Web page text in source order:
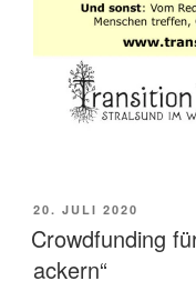
VERÖFFENTLICHT
AM
20. JULI 2020
Crowdfunding
ackern“